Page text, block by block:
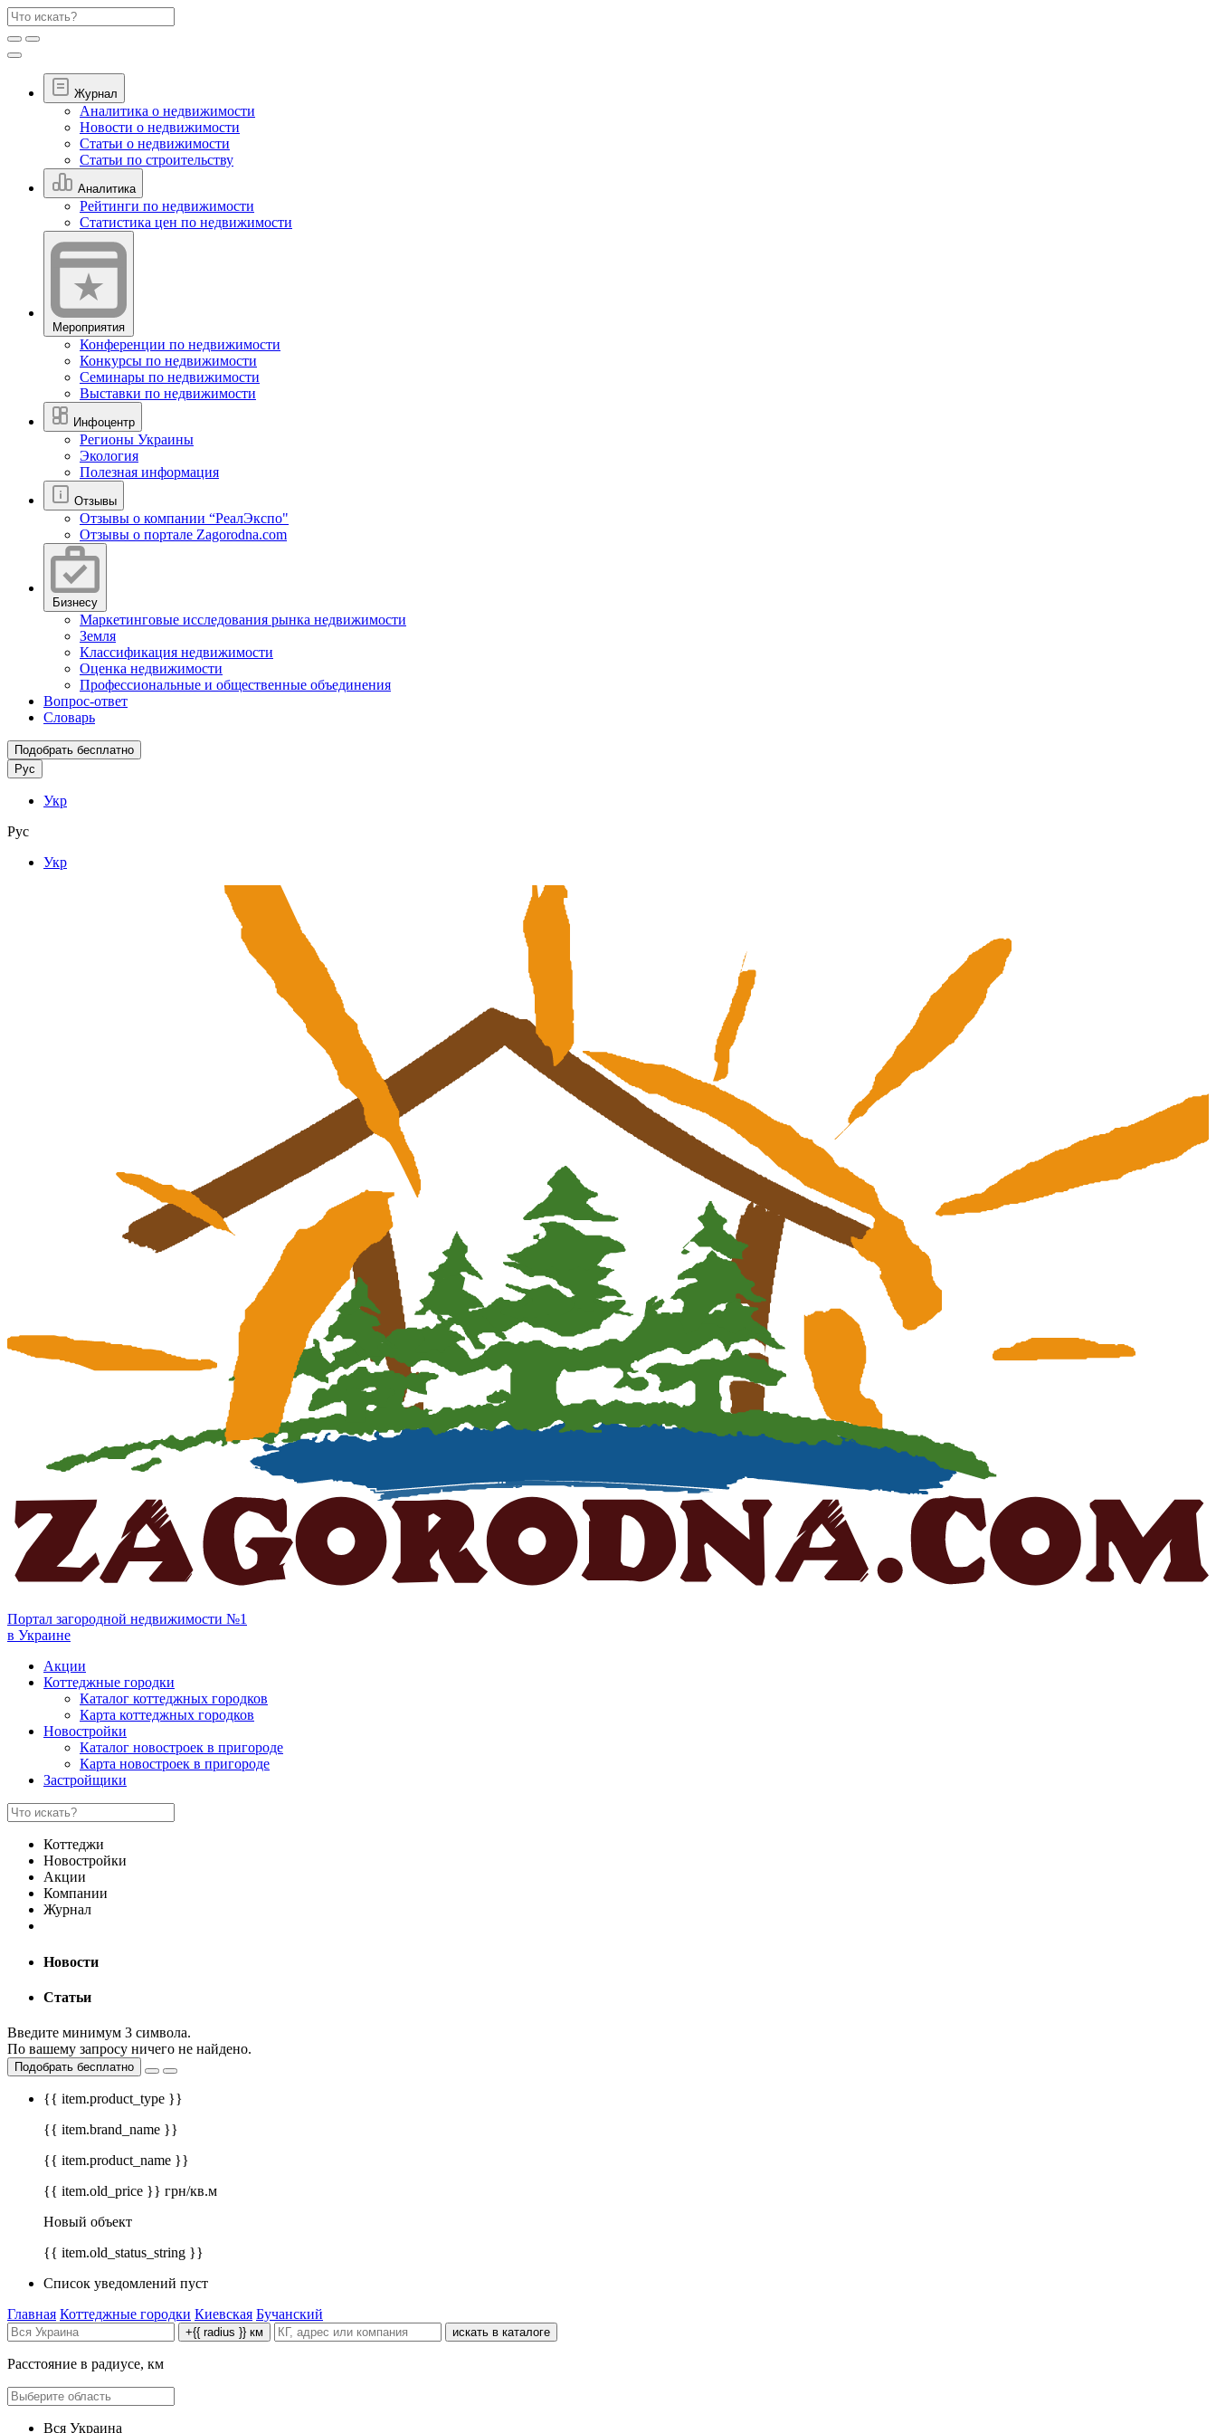
Журнал
Аналитика о недвижимости
Новости о недвижимости
Статьи о недвижимости
Статьи по строительству
Аналитика
Рейтинги по недвижимости
Статистика цен по недвижимости
Мероприятия
Конференции по недвижимости
Конкурсы по недвижимости
Семинары по недвижимости
Выставки по недвижимости
Инфоцентр
Регионы Украины
Экология
Полезная информация
Отзывы
Отзывы о компании “РеалЭкспо"
Отзывы о портале Zagorodna.com
Бизнесу
Маркетинговые исследования рынка недвижимости
Земля
Классификация недвижимости
Оценка недвижимости
Профессиональные и общественные объединения
Вопрос-ответ
Словарь
Подобрать бесплатно
Рус
Укр
Рус
Укр
Портал загородной недвижимости №1
в Украине
Акции
Коттеджные городки
Каталог коттеджных городков
Карта коттеджных городков
Новостройки
Каталог новостроек в пригороде
Карта новостроек в пригороде
Застройщики
Коттеджи
Новостройки
Акции
Компании
Журнал
Новости
Статьи
Введите минимум 3 символа.
По вашему запросу ничего не найдено.
Подобрать бесплатно
{{ item.product_type }}
{{ item.brand_name }}
{{ item.product_name }}
{{ item.old_price }} грн/кв.м
Новый объект
{{ item.old_status_string }}
Список уведомлений пуст
Главная Коттеджные городки Киевская Бучанский
+{{ radius }} км искать в каталоге
Расстояние в радиусе, км
Вся Украина